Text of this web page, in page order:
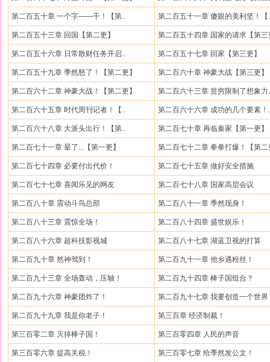
第二百五十章 一个字——干！【第.. 第二百五十一章 傻眼的美利坚！【
第二百五十三章 回国【第二更】 第二百五十四章 国家的请求【第三
第二百五十六章 日常散财任务开启.. 第二百五十七章 回家【第三更】
第二百五十九章 季然怒了！【第二更】 第二百六十章 神豪大战【第三更】
第二百六十二章 神豪大战！【第二更】 第二百六十三章 贫穷限制了想象力
第二百六十五章 时代周刊记者！【.. 第二百六十六章 成功的几个要素！
第二百六十八章 大派头出行！【第.. 第二百七十章 再临秦家【第一更】
第二百七十一章 晕了...【第一更】 第二百七十二章 拳拳打爆！【第二
第二百七十四章 必要付出代价！ 第二百七十五章 做好安全措施
第二百七十七章 喜闻乐见的网友 第二百七十八章 国家高层会议
第二百八十章 震动斗鸟总部 第二百八十一章 季然现身！
第二百八十三章 震惊全场！ 第二百八十四章 盛世娱乐！
第二百八十六章 超科技影视城 第二百八十七章 湖蓝卫视的打算
第二百九十章 然神驾到！ 第二百九十一章 他乡遇粉丝！
第二百九十三章 全场轰动，压轴！ 第二百九十四章 棒子国组合？
第二百九十六章 神豪团炸了！ 第二百九十七章 我要创造一个世界
第二百九十九章 我是你老子！ 第三百章 经济制裁！
第三百零二章 灭掉棒子国！ 第三百零四章 人民的声音
第三百零六章 提高关税！ 第三百零七章 给季然发公文！